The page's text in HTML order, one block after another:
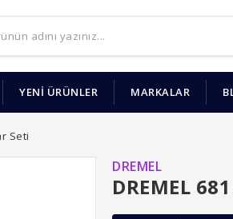
YENİ ÜRÜNLER MARKALAR
Seti
DREMEL
DREMEL